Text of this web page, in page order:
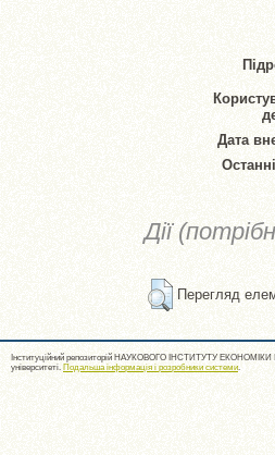
Дата
Дії
Перегляд
Інституційний репозиторій НАУКОВОГО ІНСТИТУТУ ЕКОНОМІКИ І
університеті. Подальша інформація і розробники системи